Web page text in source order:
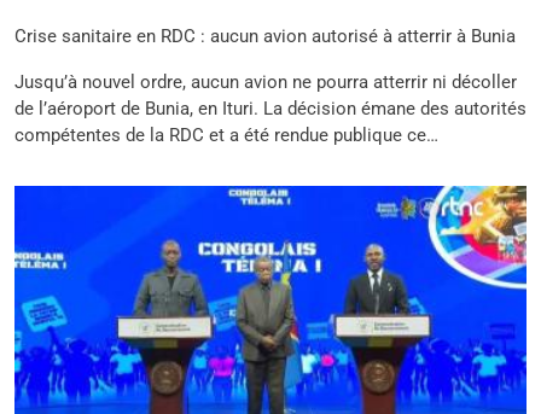
Crise sanitaire en RDC : aucun avion autorisé à atterrir à Bunia
Jusqu’à nouvel ordre, aucun avion ne pourra atterrir ni décoller
de l’aéroport de Bunia, en Ituri. La décision émane des autorités
compétentes de la RDC et a été rendue publique ce…